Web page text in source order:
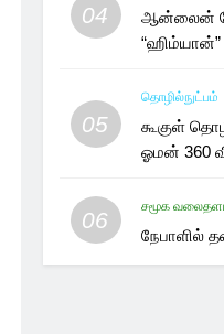
04
ஆன்லைன்
“ஹிம்யான்”
05
தொழில்நுட்பம்
கூகுள்
ஓமன் 360
06
சமூக
நேபாளில்